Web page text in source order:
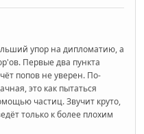
упор на дипломатию, а
Первые два пункта
попов не уверен. По-
это как пытаться
частиц. Звучит круто,
только к более плохим